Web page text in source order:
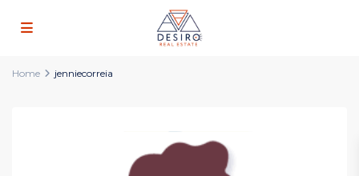
Home jenniecorreia